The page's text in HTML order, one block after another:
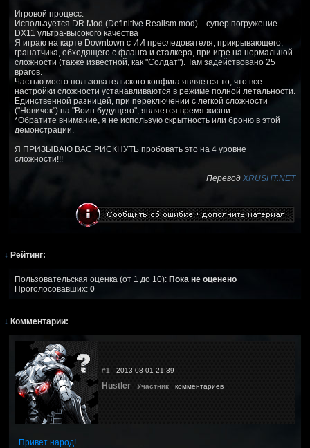
Игровой процесс:
Используется DR Mod (Definitive Realism mod) ...супер погружение...
DX11 ультра-высокого качества
Я играю на карте Downtown с ИИ преследователя, прикрывающего,
гранатчика, обходящего с фланга и сталкера, при игре на нормальной
сложности (также известной, как "Солдат"). Там задействовано 25
врагов.
Частью моего пользовательского конфига является то, что все
настройки сложности устанавливаются в режиме полной летальности.
Единственной разницей, при переключении с легкой сложности
("Новичок") на "Воин будущего", является время жизни.
*Обратите внимание, я не использую скрытность или броню в этой
демонстрации.
Я ПРИЗЫВАЮ ВАС РИСКНУТЬ пробовать это на 4 уровне
сложности!!!
Перевод XRUSHT.NET
↓ Рейтинг:
Пользовательская оценка (от 1 до 10): Пока не оценено
Проголосовавших: 0
↓ Комментарии:
#1 2013-08-01 21:39
Hustler Участник комментариев
Привет народ!